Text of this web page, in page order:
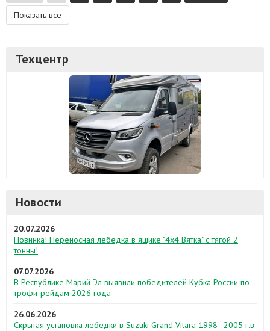
Показать все
Техцентр
Новости
20.07.2026
Новинка! Переносная лебедка в ящике "4х4 Вятка" с тягой 2
тонны!
07.07.2026
В Республике Марий Эл выявили победителей Кубка России по
трофи-рейдам 2026 года
26.06.2026
Скрытая установка лебедки в Suzuki Grand Vitara 1998–2005 г.в